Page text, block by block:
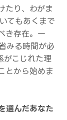
たり、わがま
てもあくまで
き存在。一
みる時間が必
がこじれた理
とから始めま
選んだあなた